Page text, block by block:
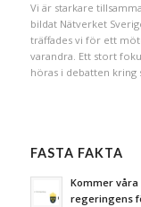
Vi är starkare
bildat Nätverket
träffades vi för ett
varandra. Ett stort
höras i debatten
FASTA FAKTA
Kommer
regeringens